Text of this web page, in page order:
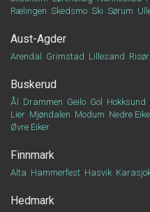
Rælingen Skedsmo Ski Sørum
Aust-Agder
Arendal Grimstad Lillesand Risør
Buskerud
Ål Drammen Geilo Gol Hokksund
Lier Mjøndalen Modum Nedre
Øvre Eiker
Finnmark
Alta Hammerfest Hasvik
Hedmark